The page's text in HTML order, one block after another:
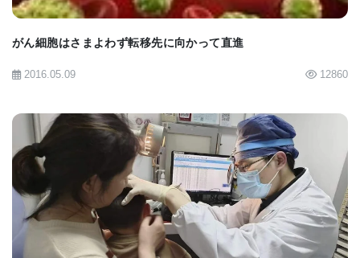
た。 たとえば、2型糖尿病を患っていたのは、褐色
脂肪のない人の9.5％と比較して、褐色脂肪のある人
は4.6％だった。 同様に、異常なコレステロールを
トと比較して、褐色脂肪のある人は18.9パーセント
だった。 さらに、この研究では、褐色脂肪を持つ
人々のリスクが低い3つの状態、高血圧、うっ血性心
不全、冠状動脈疾患が明らかになった。これは、以
前の研究では観察されなかった関連性だ。
がん細胞はさまよわず転移先に向かって直進
2016.05.09 12860
BIOMARKET JP